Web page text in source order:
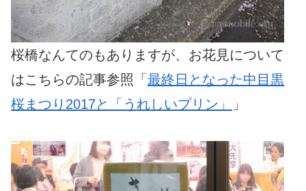
桜橋なんてのもありますが、お花見について
はこちらの記事参照「 最終日となった中目黒
桜まつり2017と「うれしいプリン」
」